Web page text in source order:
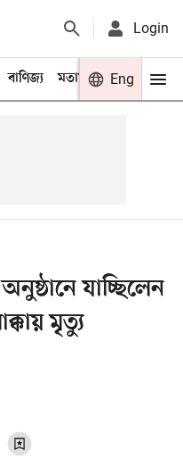
Login
বাণিজ্য মতামত খেলা
Eng
যাচ্ছিলেন
মৃত্যু